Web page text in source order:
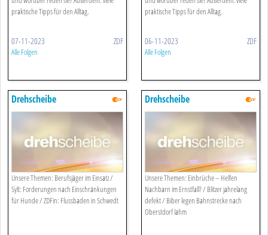
praktische Tipps für den Alltag.
07-11-2023 ZDF
Alle Folgen
praktische Tipps für den Alltag.
06-11-2023 ZDF
Alle Folgen
Drehscheibe
Unsere Themen: Berufsjäger im Einsatz /
Sylt: Forderungen nach Einschränkungen
für Hunde / ZDFin: Flussbaden in Schwedt
Drehscheibe
Unsere Themen: Einbrüche – Helfen
Nachbarn im Ernstfall? / Blitzer jahrelang
defekt / Biber legen Bahnstrecke nach
Oberstdorf lahm